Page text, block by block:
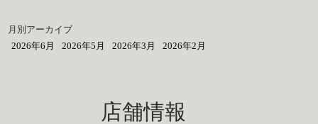
月別アーカイブ
2026年6月
2026年5月 2026年3月 2026年2月
店舗情報